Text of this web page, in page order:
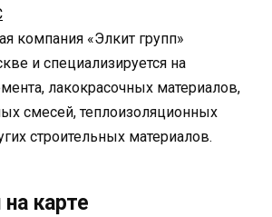
компания «Элкит групп»
и специализируется на
лакокрасочных материалов,
смесей, теплоизоляционных
строительных материалов.
карте